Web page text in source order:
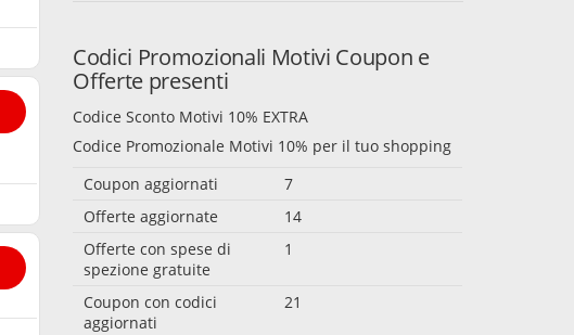
Codici Promozionali Motivi Coupon e
Offerte presenti
Codice Sconto Motivi 10% EXTRA
Codice Promozionale Motivi 10% per il tuo shopping
Coupon aggiornati
7
Offerte aggiornate
14
Offerte con spese di
spezione gratuite
1
Coupon con codici
aggiornati
21